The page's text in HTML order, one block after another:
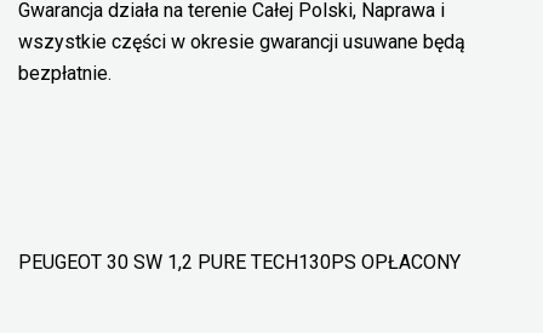
Gwarancja działa na terenie Całej Polski, Naprawa i
wszystkie części w okresie gwarancji usuwane będą
bezpłatnie.
PEUGEOT 308 SW 1,2 PURE TECH130PS OPŁACONY